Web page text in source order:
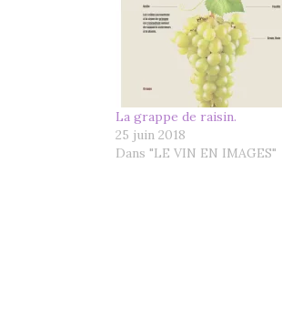
La grappe de raisin.
25 juin 2018
Dans "LE VIN EN IMAGES"